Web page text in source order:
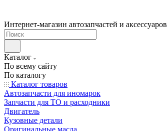
Интернет-магазин автозапчастей и аксессуаров
Каталог
По всему сайту
По каталогу
Каталог товаров
Автозапчасти для иномарок
Запчасти для ТО и расходники
Двигатель
Кузовные детали
Оригинальные масла